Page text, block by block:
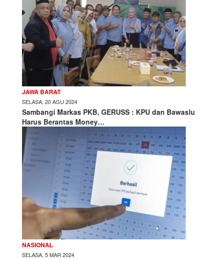
JAWA BARAT
SELASA, 20 AGU 2024
Sambangi Markas PKB, GERUSS : KPU dan Bawaslu
Harus Berantas Money…
NASIONAL
SELASA, 5 MAR 2024